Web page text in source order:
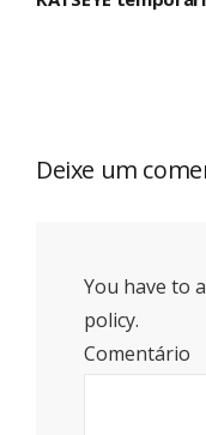
Deixe um
You have to
policy.
Comentário